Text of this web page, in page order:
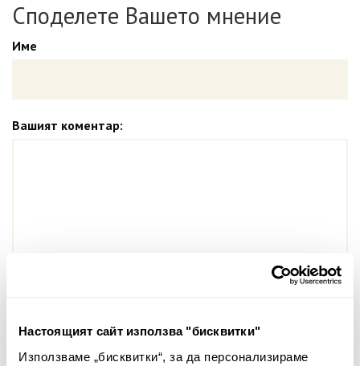
Настоящият сайт използва "бисквитки"
Използваме „бисквитки“, за да персонализираме
Споделете Вашето мнение
Име
Вашият коментар: